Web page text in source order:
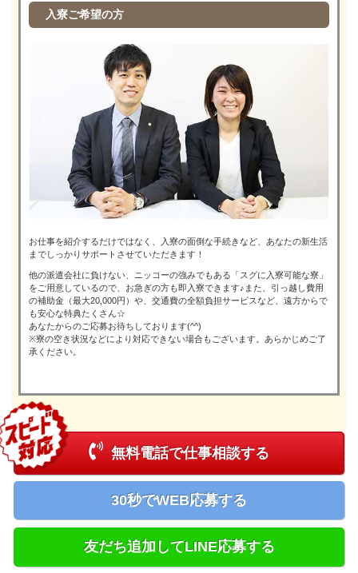
入寮ご希望の方
お仕事を紹介するだけではなく、入寮の面倒な手続きなど、あなたの新生活
までしっかりサポートさせていただきます！
他の派遣会社に負けない、ニッコーの強みでもある「スグに入寮可能な寮」
をご用意しているので、お急ぎの方も即入寮できます♪また、引っ越し費用
の補助金（最大20,000円）や、交通費の全額負担サービスなど、遠方からで
も安心な特典たくさん☆
あなたからのご応募お待ちしております(^^)
※寮の空き状況などにより対応できない場合もございます。あらかじめご了
承ください。
無料電話で仕事相談する
30秒でWEB応募する
友だち追加してLINE応募する